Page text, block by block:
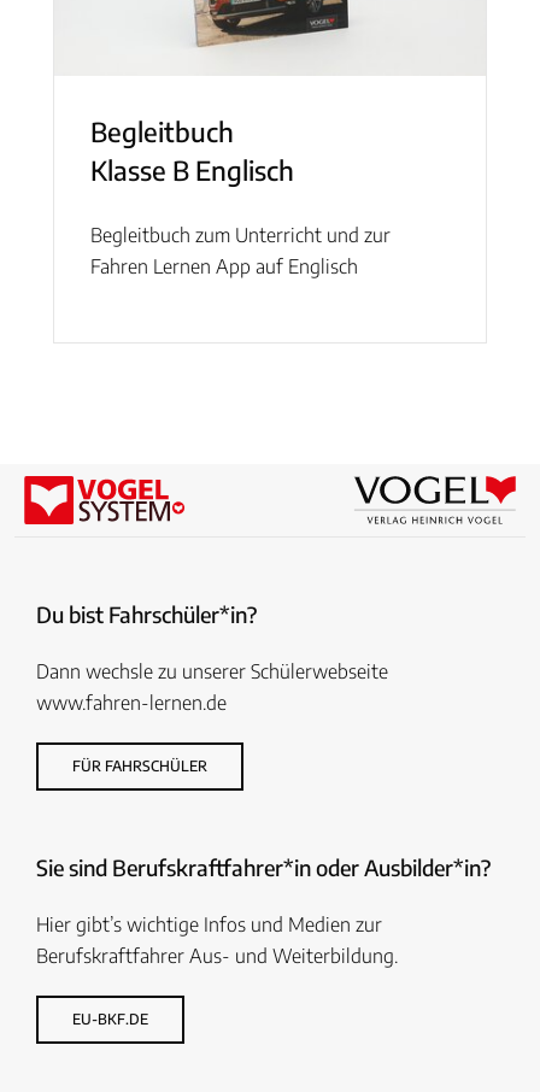
Begleitbuch
Klasse B Englisch
Begleitbuch zum Unterricht und zur
Fahren Lernen App auf Englisch
Du bist Fahrschüler*in?
Dann wechsle zu unserer Schülerwebseite
www.fahren-lernen.de
FÜR FAHRSCHÜLER
Sie sind Berufskraftfahrer*in oder Ausbilder*in?
Hier gibt’s wichtige Infos und Medien zur
Berufskraftfahrer Aus- und Weiterbildung.
EU-BKF.DE